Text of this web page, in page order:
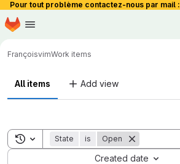
Pour tout problème contactez-nous par mail :
Skip to main content
Homepage
FrançoisvimWork items
All items Add view
Toggle search history
State is Open
Created date
Sort by: